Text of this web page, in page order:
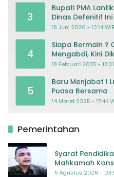
3
Bupati PMA
Dinas Defenitif
18 Juni 2026 - 13:14 WIB
4
Siapa Bermain ?
Mengabdi, Kini
Dapodik
18 Februari 2025 -
5
Baru Menjabat !
Puasa Bersama
14 Maret 2025 - 17:44
Pemerintahan
Syarat
Mahkamah
5 Agustus 2026 -